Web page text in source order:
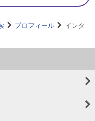
プロフィール
インタ